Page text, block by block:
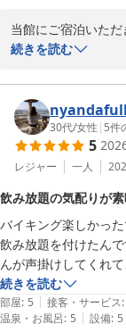
当館にご宿泊いただ
ウェルカムドリンク
上げます。施設の
ます。とれとれ亭
のとなり、大変嬉し
またのご来館スタ
南紀白浜とれとれ
2026-08-01
続きを読む
nyandafull
30代/女性 | 5件
5
レジャー 一人
飲み放題の気配りが
バイキング楽しかった
飲み放題を付けたん
んが声掛けしてくれ
提供もスムーズ。
肝心のお部屋も可愛く
掃除が行き届いていて
続きを読む
部屋: 5 | 接客・サービス:
温泉・お風呂: 5 | 設備: 5